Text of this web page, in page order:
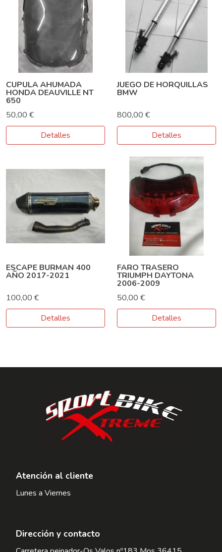
CUPULA AHUMADA
HONDA DEAUVILLE NT
650
50,00 €
Detalles
JUEGO DE HORQUILLAS
BMW
800,00 €
Detalles
ESCAPE BURMAN 400
AÑO 2017-2021
100,00 €
Detalles
FARO TRASERO
TRIUMPH DAYTONA
2006-2009
50,00 €
Detalles
Atención al cliente
Lunes a Viernes
Dirección y contacto